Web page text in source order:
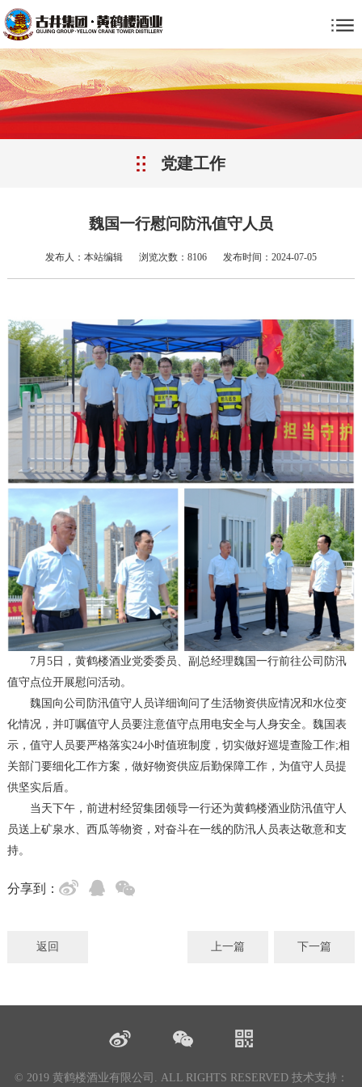
党建工作
魏国一行慰问防汛值守人员
发布人：本站编辑 浏览次数：8106 发布时间：2024-07-05
7月5日，黄鹤楼酒业党委委员、副总经理魏国一行前往公司防汛
值守点位开展慰问活动。
魏国向公司防汛值守人员详细询问了生活物资供应情况和水位变
化情况，并叮嘱值守人员要注意值守点用电安全与人身安全。魏国表
示，值守人员要严格落实24小时值班制度，切实做好巡堤查险工作;相
关部门要细化工作方案，做好物资供应后勤保障工作，为值守人员提
供坚实后盾。
当天下午，前进村经贸集团领导一行还为黄鹤楼酒业防汛值守人
员送上矿泉水、西瓜等物资，对奋斗在一线的防汛人员表达敬意和支
持。
分享到：
返回 上一篇 下一篇
© 2019 黄鹤楼酒业有限公司. ALL RIGHTS RESERVED 技术支持：